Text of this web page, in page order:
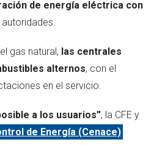
de energía eléctrica con
gas natural, las centrales
alternos, con el
en el servicio.
a los usuarios”, la CFE y
de Energía (Cenace)